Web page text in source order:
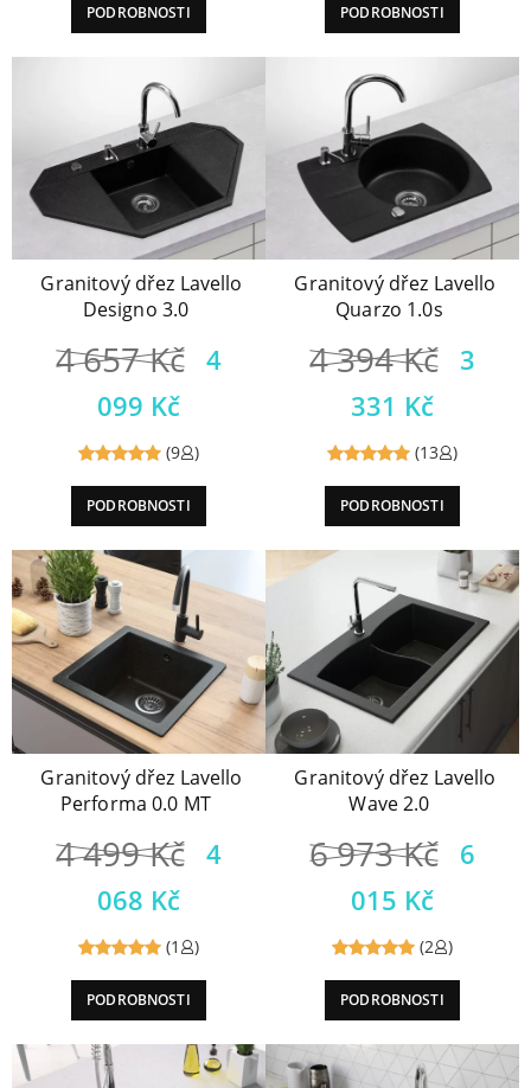
out of
PODROBNOSTI
out of
PODROBNOSTI
Granitový dřez Lavello
Designo 3.0
4 657Kč
4
099 Kč
out of
(9 )
PODROBNOSTI
Granitový dřez Lavello
Quarzo 1.0s
4 394Kč
3
331 Kč
out of
(13 )
PODROBNOSTI
Granitový dřez Lavello
Performa 0.0 MT
4 499Kč
4
068 Kč
out of
(1 )
PODROBNOSTI
Granitový dřez Lavello
Wave 2.0
6 973Kč
6
015 Kč
out of
(2 )
PODROBNOSTI